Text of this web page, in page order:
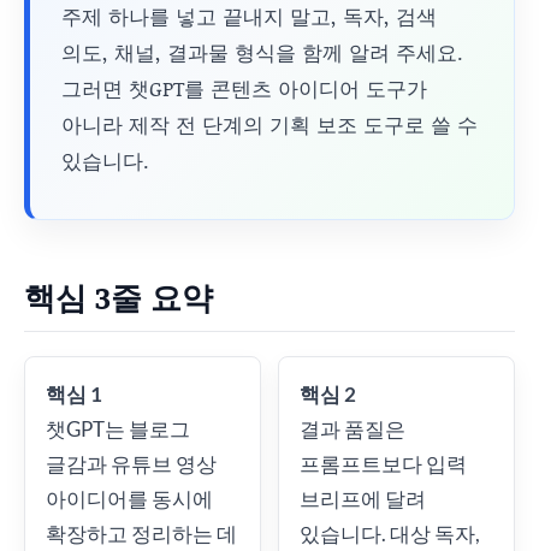
주제 하나를 넣고 끝내지 말고, 독자, 검색
의도, 채널, 결과물 형식을 함께 알려 주세요.
그러면 챗GPT를 콘텐츠 아이디어 도구가
아니라 제작 전 단계의 기획 보조 도구로 쓸 수
있습니다.
핵심 3줄 요약
핵심 1
챗GPT는 블로그
글감과 유튜브 영상
아이디어를 동시에
확장하고 정리하는 데
핵심 2
결과 품질은
프롬프트보다 입력
브리프에 달려
있습니다. 대상 독자,